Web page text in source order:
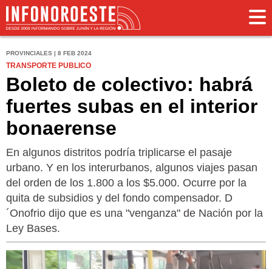
PROVINCIALES | 8 FEB 2024
TRANSPORTE PUBLICO
Boleto de colectivo: habrá
fuertes subas en el interior
bonaerense
En algunos distritos podría triplicarse el pasaje
urbano. Y en los interurbanos, algunos viajes pasan
del orden de los 1.800 a los $5.000. Ocurre por la
quita de subsidios y del fondo compensador. D
´Onofrio dijo que es una "venganza" de Nación por la
Ley Bases.